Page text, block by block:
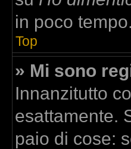
in poco tempo.
Top
» Mi sono
Innanzitutto
esattamente.
paio di cose: